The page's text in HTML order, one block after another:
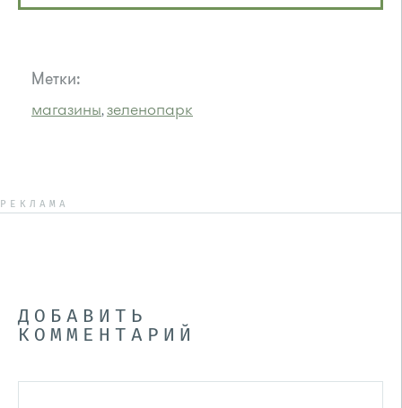
Метки:
магазины,зеленопарк
РЕКЛАМА
ДОБАВИТЬ
КОММЕНТАРИЙ